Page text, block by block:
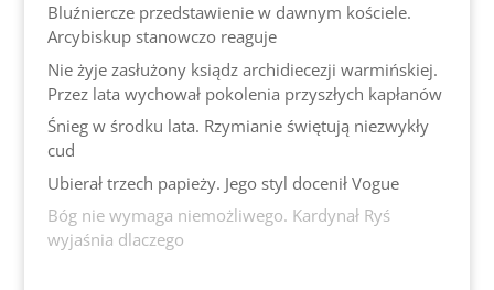
Bluźniercze przedstawienie w dawnym kościele.
Arcybiskup stanowczo reaguje
Nie żyje zasłużony ksiądz archidiecezji warmińskiej.
Przez lata wychował pokolenia przyszłych kapłanów
Śnieg w środku lata. Rzymianie świętują niezwykły
cud
Ubierał trzech papieży. Jego styl docenił Vogue
Bóg nie wymaga niemożliwego. Kardynał Ryś
wyjaśnia dlaczego